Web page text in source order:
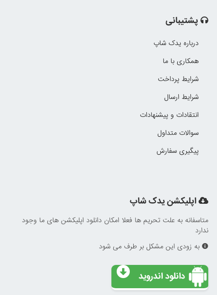
پشتیبانی
درباره یدک شاپ
همکاری با ما
شرایط پرداخت
شرایط ارسال
انتقادات و پیشنهادات
سوالات متداول
پیگیری سفارش
اپلیکشن یدک شاپ
متاسفانه به علت تحریم ها فعلا امکان دانلود اپلیکشن های ما وجود
ندارد
به زودی این مشکل بر طرف می شود
دانلود اندروید